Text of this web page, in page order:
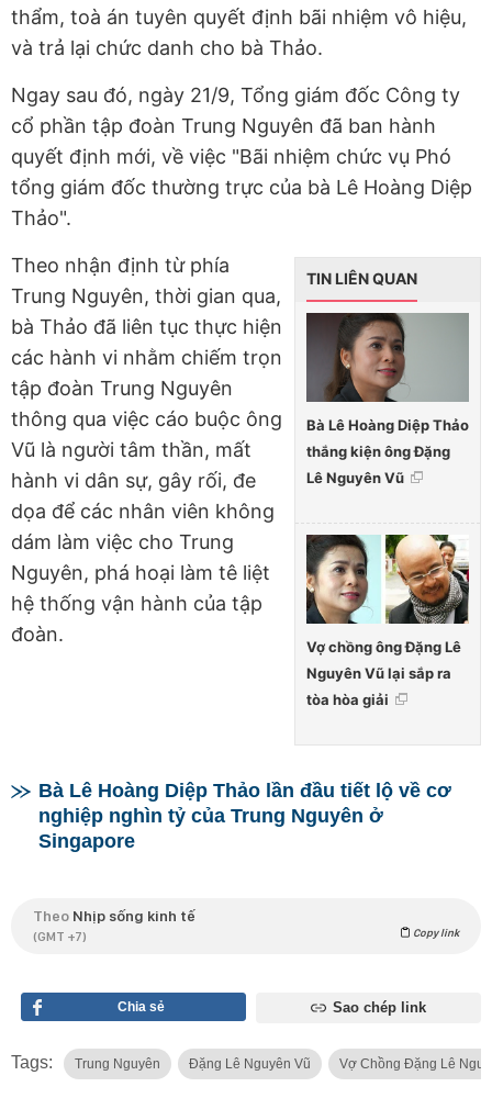
thẩm, toà án tuyên quyết định bãi nhiệm vô hiệu,
và trả lại chức danh cho bà Thảo.
Ngay sau đó, ngày 21/9, Tổng giám đốc Công ty
cổ phần tập đoàn Trung Nguyên đã ban hành
quyết định mới, về việc "Bãi nhiệm chức vụ Phó
tổng giám đốc thường trực của bà Lê Hoàng Diệp
Thảo".
TIN LIÊN QUAN
Bà Lê Hoàng Diệp Thảo
thắng kiện ông Đặng
Lê Nguyên Vũ
Vợ chồng ông Đặng Lê
Nguyên Vũ lại sắp ra
tòa hòa giải
Theo nhận định từ phía
Trung Nguyên, thời gian qua,
bà Thảo đã liên tục thực hiện
các hành vi nhằm chiếm trọn
tập đoàn Trung Nguyên
thông qua việc cáo buộc ông
Vũ là người tâm thần, mất
hành vi dân sự, gây rối, đe
dọa để các nhân viên không
dám làm việc cho Trung
Nguyên, phá hoại làm tê liệt
hệ thống vận hành của tập
đoàn.
Bà Lê Hoàng Diệp Thảo lần đầu tiết lộ về cơ
nghiệp nghìn tỷ của Trung Nguyên ở
Singapore
Theo Nhịp sống kinh tế
(GMT +7) Copy link
Chia sẻ Sao chép link
Tags: Trung Nguyên Đặng Lê Nguyên Vũ Vợ Chồng Đặng Lê